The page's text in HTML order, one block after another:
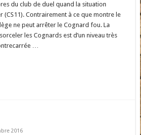
du club de duel quand la situation
(CS11). Contrairement à ce que montre le
ne peut arrêter le Cognard fou. La
les Cognards est d’un niveau très
…
2016